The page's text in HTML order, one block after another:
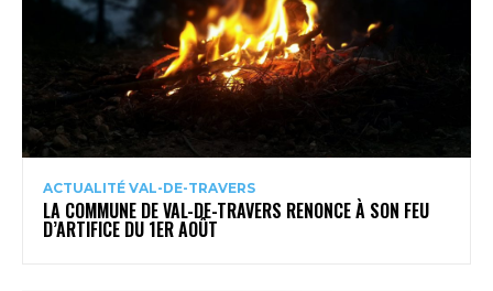
ACTUALITÉ VAL-DE-TRAVERS
LA COMMUNE DE VAL-DE-TRAVERS RENONCE À SON FEU
D’ARTIFICE DU 1ER AOÛT